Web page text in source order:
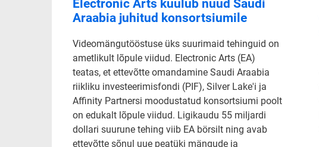
Electronic Arts kuulub nüüd Saudi
Araabia juhitud konsortsiumile
Videomängutööstuse üks suurimaid tehinguid on
ametlikult lõpule viidud. Electronic Arts (EA)
teatas, et ettevõtte omandamine Saudi Araabia
riikliku investeerimisfondi (PIF), Silver Lake'i ja
Affinity Partnersi moodustatud konsortsiumi poolt
on edukalt lõpule viidud. Ligikaudu 55 miljardi
dollari suurune tehing viib EA börsilt ning avab
ettevõtte sõnul uue peatüki mängude ja